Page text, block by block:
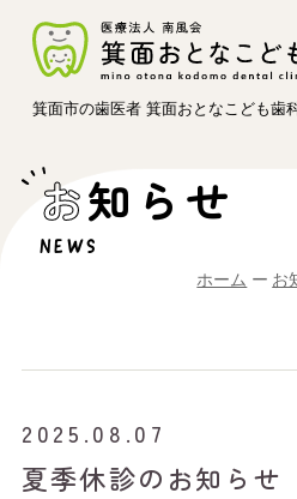
箕面市の歯医者 箕面おとなこども歯
お知らせ
NEWS
ホーム お
2025.08.07
夏季休診のお知らせ